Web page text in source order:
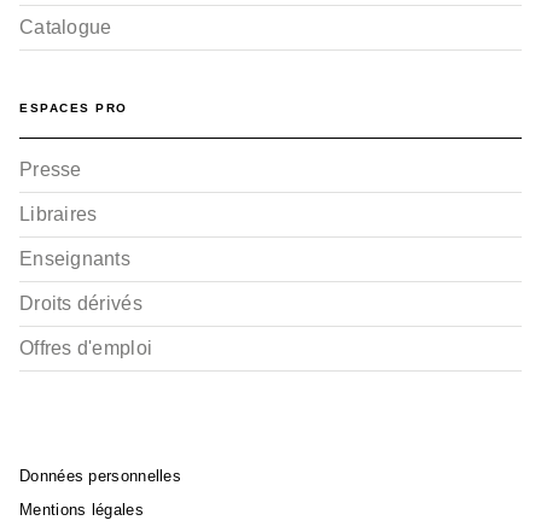
Catalogue
ESPACES PRO
Presse
Libraires
Enseignants
Droits dérivés
Offres d'emploi
Données personnelles
Mentions légales